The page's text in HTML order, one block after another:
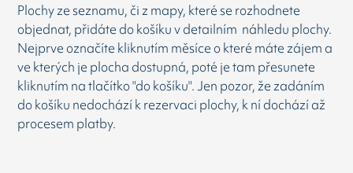
Plochy ze seznamu, či z mapy, které se rozhodnete
objednat, přidáte do košíku v detailním náhledu plochy.
Nejprve označíte kliknutím měsíce o které máte zájem a
ve kterých je plocha dostupná, poté je tam přesunete
kliknutím na tlačítko "do košíku". Jen pozor, že zadáním
do košíku nedochází k rezervaci plochy, k ní dochází až
procesem platby.